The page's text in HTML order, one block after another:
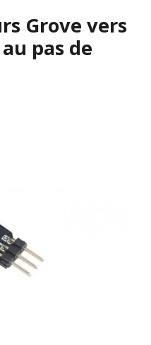
Grove vers
pas de